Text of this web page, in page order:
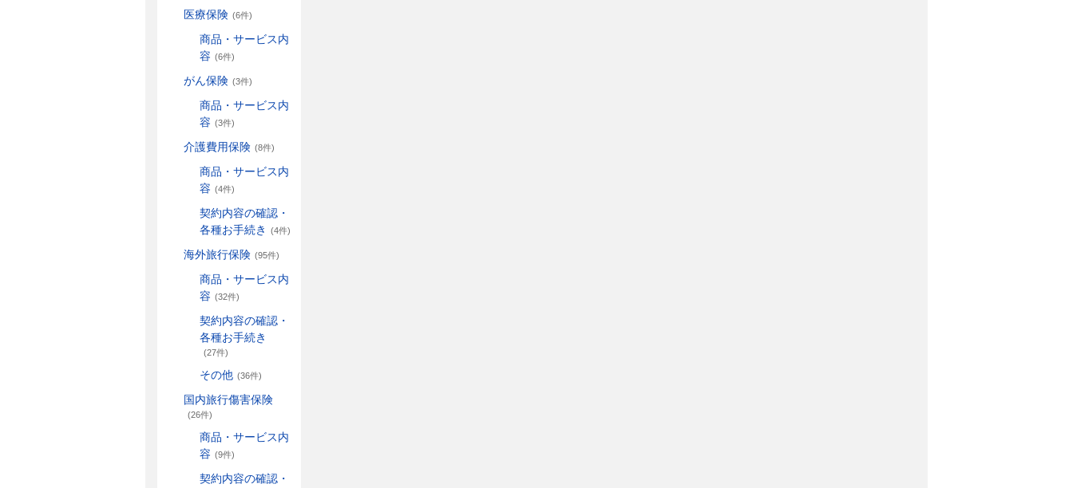
医療保険 (6件)
商品・サービス内
容 (6件)
がん保険 (3件)
商品・サービス内
容 (3件)
介護費用保険 (8件)
商品・サービス内
容 (4件)
契約内容の確認・
各種お手続き
(4件)
海外旅行保険 (95件)
商品・サービス内
容 (32件)
契約内容の確認・
各種お手続き
(27件)
その他 (36件)
国内旅行傷害保険
(26件)
商品・サービス内
容 (9件)
契約内容の確認・